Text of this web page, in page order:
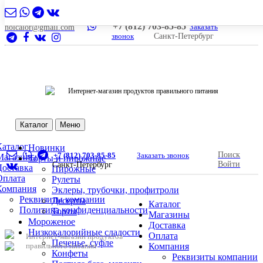
nolcalor@gmail.com +7 (812) 703-85-85 Заказать
звонок
Санкт-Петербург
Интернет-магазин продуктов правильного питания
Каталог Меню
Реквизиты компании
Политика конфиденциальности
Новинки
Торты и пирожные
Пирожные
Рулеты
Эклеры, трубочки, профитроли
Десерты
Торты
Мороженое
Низкокалорийные сладости
Печенье, суфле
Конфеты
+7 (812) 703-85-85
Заказать звонок
Санкт-Петербург
Поиск
Войти
Интернет-магазин продуктов
правильного питания
Каталог
Магазины
Доставка
Оплата
Компания
Реквизиты компании